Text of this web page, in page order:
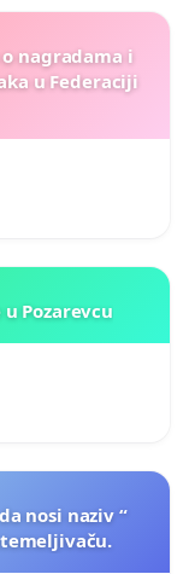
nagradama i
u Federaciji
Pozarevcu
nosi naziv “